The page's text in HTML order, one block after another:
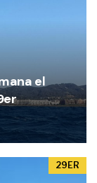
el
29ER